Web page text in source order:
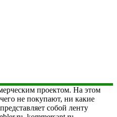
проектом. На этом
не покупают, ни какие
собой ленту